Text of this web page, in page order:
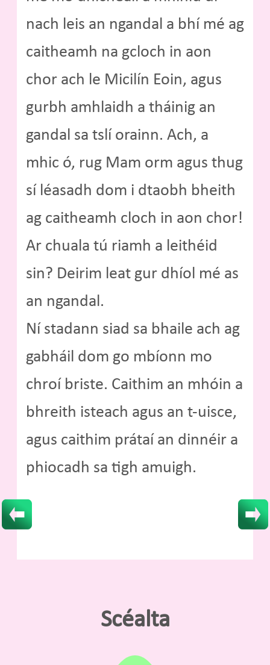
nach leis an ngandal a bhí mé ag
caitheamh na gcloch in aon
chor ach le Micilín Eoin, agus
gurbh amhlaidh a tháinig an
gandal sa tslí orainn. Ach, a
mhic ó, rug Mam orm agus thug
sí léasadh dom i dtaobh bheith
ag caitheamh cloch in aon chor!
Ar chuala tú riamh a leithéid
sin? Deirim leat gur dhíol mé as
an ngandal.
Ní stadann siad sa bhaile ach ag
gabháil dom go mbíonn mo
chroí briste. Caithim an mhóin a
bhreith isteach agus an t-uisce,
agus caithim prátaí an dinnéir a
phiocadh sa tigh amuigh.
Scéalta